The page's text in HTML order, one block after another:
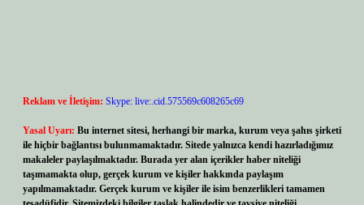
Reklam ve İletişim: Skype: live:.cid.575569c608265c69
Yasal Uyarı: Bu internet sitesi, herhangi bir marka, kurum veya şahıs şirketi
ile hiçbir bağlantısı bulunmamaktadır. Sitede yalnızca kendi hazırladığımız
makaleler paylaşılmaktadır. Burada yer alan içerikler haber niteliği
taşımamakta olup, gerçek kurum ve kişiler hakkında paylaşım
yapılmamaktadır. Gerçek kurum ve kişiler ile isim benzerlikleri tamamen